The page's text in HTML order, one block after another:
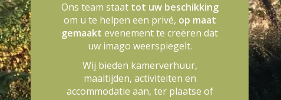
Ons team staat tot uw beschikking
om u te helpen een privé, op maat
gemaakt evenement te creëren dat
uw imago weerspiegelt.
Wij bieden kamerverhuur,
maaltijden, activiteiten en
accommodatie aan, ter plaatse of